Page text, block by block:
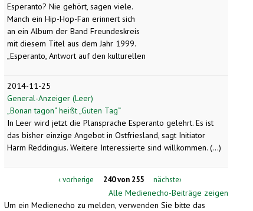
Esperanto? Nie gehört, sagen viele.
Manch ein Hip-Hop-Fan erinnert sich
an ein Album der Band Freundeskreis
mit diesem Titel aus dem Jahr 1999.
„Esperanto, Antwort auf den kulturellen
2014-11-25
General-Anzeiger (Leer)
„Bonan tagon“ heißt „Guten Tag“
In Leer wird jetzt die Plansprache Esperanto gelehrt. Es ist
das bisher einzige Angebot in Ostfriesland, sagt Initiator
Harm Reddingius. Weitere Interessierte sind willkommen. (...)
‹ vorherige 240 von 255 nächste›
Alle Medienecho-Beiträge zeigen
Um ein Medienecho zu melden, verwenden Sie bitte das